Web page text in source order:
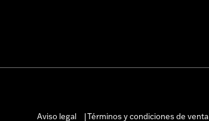
Aviso legal
Términos y condiciones de venta